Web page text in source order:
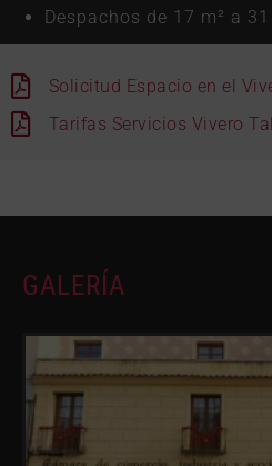
Despachos de 17 m² a 31
Solicitud Espacio en el
Tarifas Servicios Vivero
GALERÍA